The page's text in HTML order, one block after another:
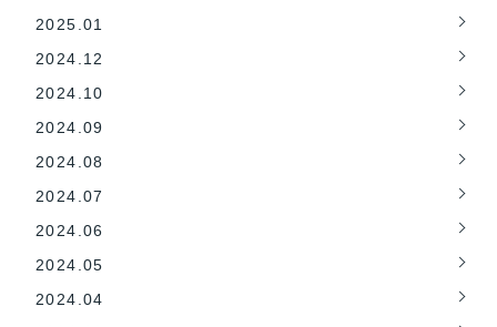
2025.01
2024.12
2024.10
2024.09
2024.08
2024.07
2024.06
2024.05
2024.04